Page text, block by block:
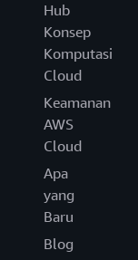
Hub
Konsep
Komputasi
Cloud
Keamanan
AWS
Cloud
Apa
yang
Baru
Blog